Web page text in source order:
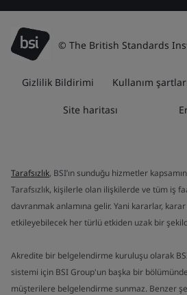
© The British Standards
Gizlilik Bildirimi Kullanım
Site haritası
Tarafsızlık, BSI’ın sunduğu hizmetler
Tarafsızlık, kişilerle olan ilişkilerde ve tüm iş
davranmak anlamına gelir. Yani kararlar, karar
etkileyebilecek her türlü etkiden uzak bir
Akredite bir belgelendirme kuruluşu olarak
sistemi için BSI Group'un başka bir
müşterilere belgelendirme sunmaz. Benzer